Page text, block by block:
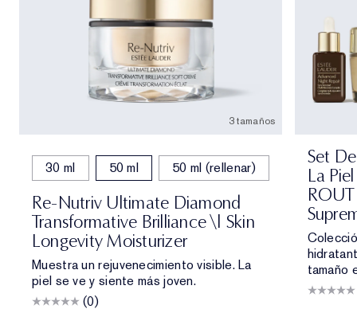
3 tamaños
30 ml 50 ml 50 ml (rellenar)
Re-Nutriv Ultimate Diamond
Transformative Brilliance \| Skin
Longevity Moisturizer
Muestra un rejuvenecimiento visible. La
piel se ve y siente más joven.
(0)
Set
La
tamaño